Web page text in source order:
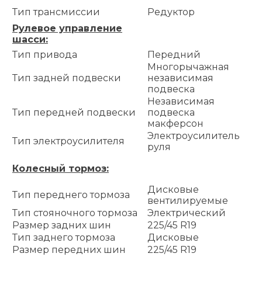
Тип трансмиссии
Редуктор
Рулевое управление
шасси:
Тип привода
Передний
Тип задней подвески
Многорычажная
независимая
подвеска
Тип передней подвески
Независимая
подвеска
макферсон
Тип электроусилителя
Электроусилитель
руля
Колесный тормоз:
Тип переднего тормоза
Дисковые
вентилируемые
Тип стояночного тормоза
Электрический
Размер задних шин
225/45 R19
Тип заднего тормоза
Дисковые
Размер передних шин
225/45 R19